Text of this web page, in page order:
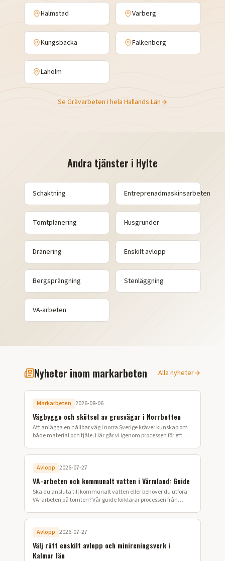
Halmstad Varberg
Kungsbacka Falkenberg
Laholm
Se Grävarbeten i hela Hallands Län
Andra tjänster i Hylte
Schaktning Entreprenadmaskinsarbeten
Tomtplanering Husgrunder
Dränering Enskilt avlopp
Bergsprängning Stenläggning
VA-arbeten
Nyheter inom markarbeten Alla nyheter
Markarbeten 2026-08-06
Vägbygge och skötsel av grusvägar i Norrbotten
Att anlägga en hållbar väg i norra Sverige kräver kunskap om
både material och tjäle. Här går vi igenom processen för ett
Avlopp 2026-07-27
VA-arbeten och kommunalt vatten i Värmland: Guide
Ska du ansluta till kommunalt vatten eller behöver du utföra
VA-arbeten på tomten? Vår guide förklarar processen från
Avlopp 2026-07-27
Välj rätt enskilt avlopp och minireningsverk i
Kalmar län